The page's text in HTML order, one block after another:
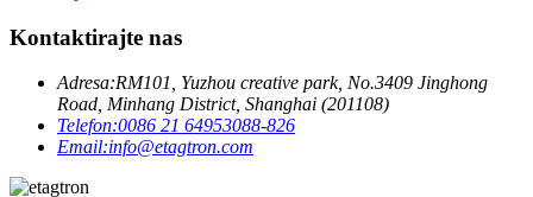
Kontaktirajte nas
Adresa:RM101, Yuzhou creative park, No.3409 Jinghong
Road, Minhang District, Shanghai (201108)
Telefon:0086 21 64953088-826
Email:info@etagtron.com